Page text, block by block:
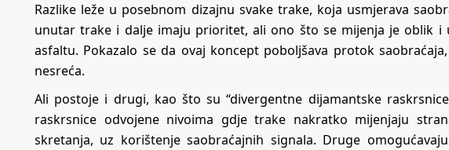
Razlike leže u posebnom dizajnu svake trake, koja usmjerava
unutar trake i dalje imaju prioritet, ali ono što se mijenja je oblik i
asfaltu. Pokazalo se da ovaj koncept poboljšava protok
nesreća.
Ali postoje i drugi, kao što su “divergentne dijamantske
raskrsnice odvojene nivoima gdje trake nakratko mijenjaju
skretanja, uz korištenje saobraćajnih signala. Druge